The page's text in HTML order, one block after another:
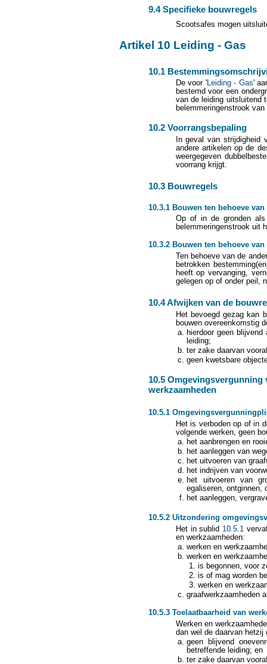
9.4 Specifieke bouwregels
Scootsafes mogen
Artikel 10 Leiding - Gas
10.1
De voor 'Leiding - Gas'
bestemd voor een
van de leiding uitsluitend
belemmeringenstrook van
10.2 Voorrangsbepaling
In geval van strijdigheid
andere artikelen op de
weergegeven
voorrang krijgt.
10.3 Bouwregels
10.3.1 Bouwen ten behoeve
Op of in de gronden
belemmeringenstrook uit
10.3.2 Bouwen ten behoeve
Ten behoeve van de
betrokken
heeft op vervanging,
gelegen op of onder peil,
10.4 Afwijken van de
Het bevoegd gezag kan
bouwen overeenkomstig
hierdoor geen
leiding;
ter zake daarvan
geen kwetsbare
10.5
werkzaamheden
10.5.1
Het is verboden op of in
volgende werken, geen
het aanbrengen en
het aanleggen van
het uitvoeren van
het indrijven van
het uitvoeren van
egaliseren, ontginnen,
het aanleggen,
10.5.2 Uitzondering
Het in sublid 10.5.1
en werkzaamheden:
werken en
werken en
is begonnen, voor
is of mag worden
werken en
graafwerkzaamheden
10.5.3 Toelaatbaarheid van
Werken en
dan wel de daarvan
geen blijvend
betreffende leiding; en
ter zake daarvan